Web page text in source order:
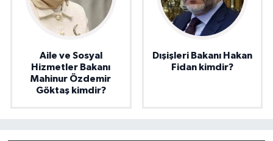
Aile ve Sosyal
Hizmetler Bakanı
Mahinur Özdemir
Göktaş kimdir?
Dışişleri Bakanı Hakan
Fidan kimdir?